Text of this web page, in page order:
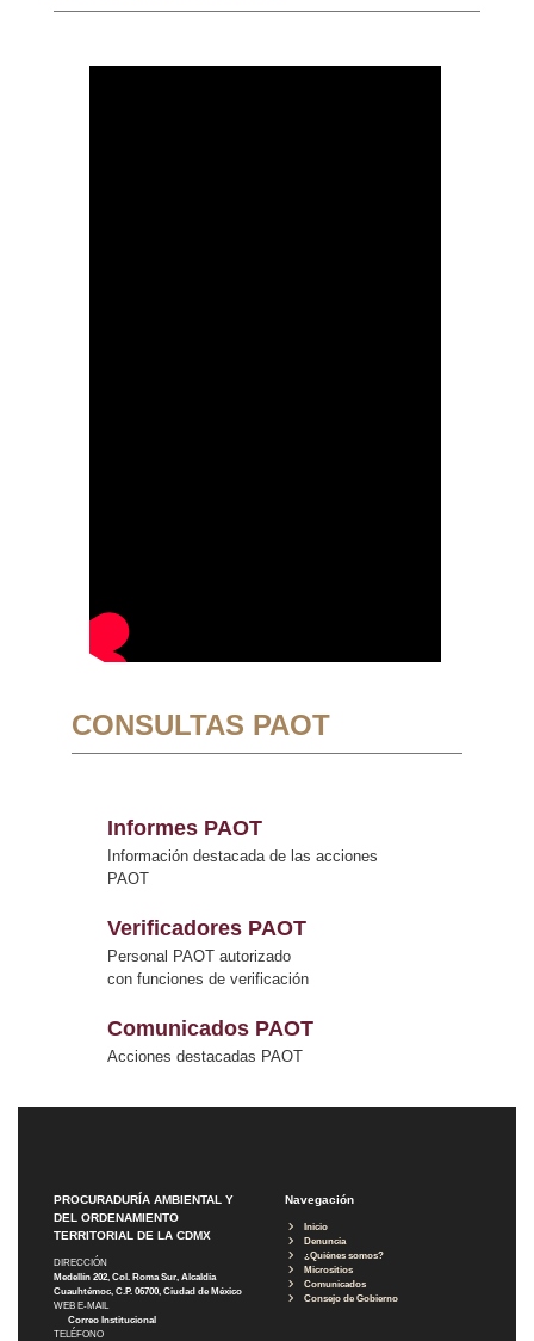
CONSULTAS PAOT
Informes PAOT
Información destacada de las acciones
PAOT
Verificadores PAOT
Personal PAOT autorizado
con funciones de verificación
Comunicados PAOT
Acciones destacadas PAOT
PROCURADURÍA AMBIENTAL Y
DEL ORDENAMIENTO
TERRITORIAL DE LA CDMX
DIRECCIÓN
Medellín 202, Col. Roma Sur, Alcaldía
Cuauhtémoc, C.P. 06700, Ciudad de México
WEB E-MAIL
Correo Institucional
TELÉFONO
Navegación
Inicio
Denuncia
¿Quiénes somos?
Micrositios
Comunicados
Consejo de Gobierno